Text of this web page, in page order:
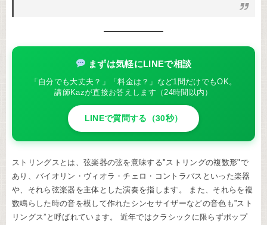
まずは気軽にLINEで相談
「自分でも大丈夫？」「料金は？」など1問だけでもOK。
講師Kazが直接お答えします（24時間以内）
LINEで質問する（30秒）
ストリングスとは、弦楽器の弦を意味する"ストリングの複数形"で
あり、バイオリン・ヴィオラ・チェロ・コントラバスといった楽器
や、それら弦楽器を主体とした演奏を指します。 また、それらを複
数鳴らした時の音を模して作れたシンセサイザーなどの音色も”スト
リングス”と呼ばれています。 近年ではクラシックに限らずポップ